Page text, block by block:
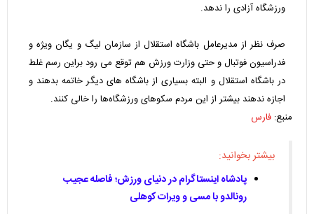
ورزشگاه آزادی را ندهد.
صرف نظر از مدیرعامل باشگاه استقلال از سازمان لیگ و یگان ویژه و
فدراسیون فوتبال و حتی وزارت ورزش هم توقع می رود براین رسم غلط
در باشگاه استقلال و البته بسیاری از باشگاه های دیگر خاتمه بدهند و
اجازه ندهند بیشتر از این مردم سکوهای ورزشگاه‌ها را خالی کنند.
منبع: فارس
بیشتر بخوانید:
پادشاه اینستاگرام در دنیای ورزش؛ فاصله عجیب
رونالدو با مسی و ویرات کوهلی